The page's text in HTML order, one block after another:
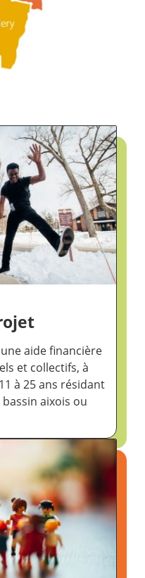
aide financière
et collectifs, à
à 25 ans résidant
aixois ou